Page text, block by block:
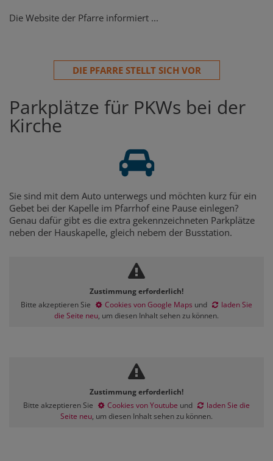
Die Website der Pfarre informiert ...
DIE PFARRE STELLT SICH VOR
Parkplätze für PKWs bei der
Kirche
Sie sind mit dem Auto unterwegs und möchten kurz für ein
Gebet bei der Kapelle im Pfarrhof eine Pause einlegen?
Genau dafür gibt es die extra gekennzeichneten Parkplätze
neben der Hauskapelle, gleich nebem der Busstation.
Zustimmung erforderlich!
Bitte akzeptieren Sie
Cookies von Google Maps und
laden Sie
die Seite neu, um diesen Inhalt sehen zu können.
Zustimmung erforderlich!
Bitte akzeptieren Sie
Cookies von Youtube und
laden Sie die
Seite neu, um diesen Inhalt sehen zu können.